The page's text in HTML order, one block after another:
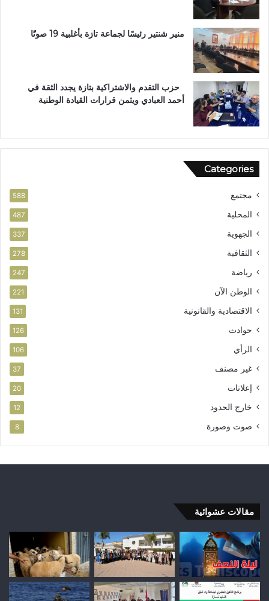
ا
م
ا
ل
ا
س
ت
ح
ا
و
ن
منير شنتير رئيسًا لجماعة تازة بأغلبية 19 صوتًا
حزب التقدم والاشتراكية بتازة يجدد الثقة في
أحمد العبادي ويثمن قرارات القيادة الوطنية
Categories
مجتمع 588
المحلية 487
الجهوية 337
الثقافية 278
رياضة 247
الوطن الآن 221
الاقتصادية والقانونية 131
حوادث 126
الرأي 106
غير مصنف 37
إعلانات 20
خارج الحدود 12
صوت وصورة 8
مقالات عشوائية